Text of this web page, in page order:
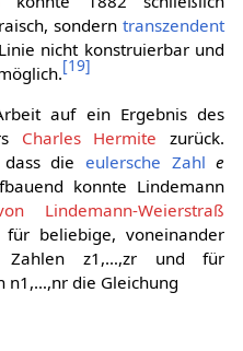
sonderntranszendent
nicht konstruierbar und
[19]
auf ein Ergebnis des
Charles Hermite zurück.
die eulersche Zahl e
konnte Lindemann
Lindemann-Weierstraß
beliebige, voneinander
Zahlen z1 ,…,zrund für
n1 ,…,nrdie Gleichung